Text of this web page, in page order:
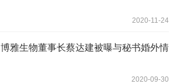
2020-11-24
博雅生物董事长蔡达建被曝与秘书婚外情
2020-09-30